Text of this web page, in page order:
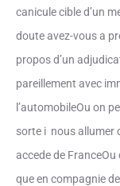
canicule cible d’un
doute avez-vous a
propos d’un
pareillement avec
l’automobileOu on
sorte i nous allumer
accede de FranceOu
que en compagnie